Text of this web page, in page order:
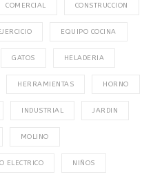
COMERCIAL CONSTRUCCION
EQUIPO COCINA
GATOS HELADERIA
HERRAMIENTAS HORNO
INDUSTRIAL JARDIN
MOLINO
ELECTRICO NIÑOS